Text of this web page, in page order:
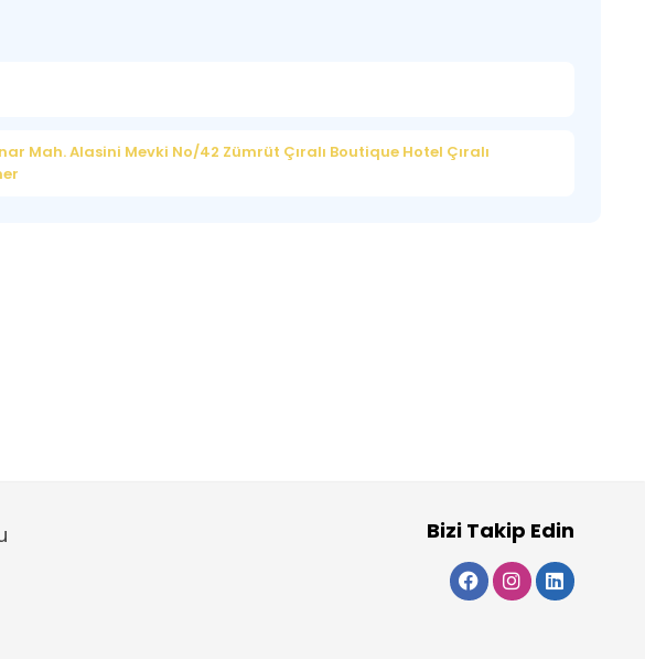
Mah. Alasini Mevki No/42 Zümrüt Çıralı Boutique Hotel Çıralı
Bizi Takip Edin